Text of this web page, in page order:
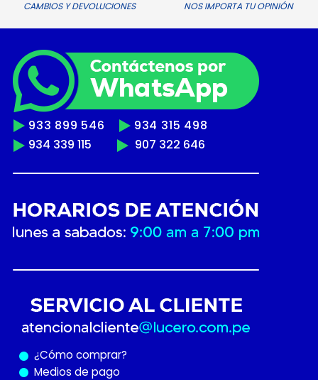
CAMBIOS Y DEVOLUCIONES
NOS IMPORTA TU OPINIÓN
933 899 546
934 315 498
934 339 115
907 322 646
¿Cómo comprar?
Medios de pago